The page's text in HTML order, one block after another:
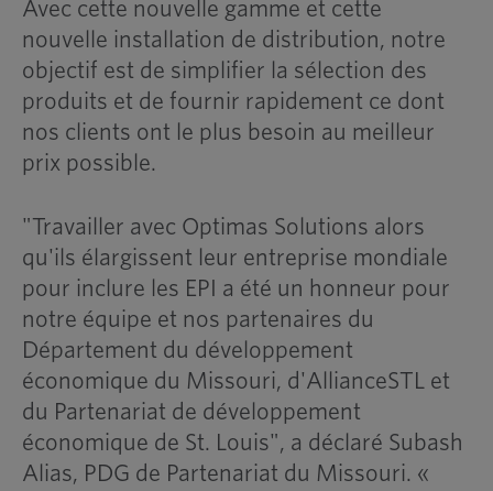
Avec cette nouvelle gamme et cette
nouvelle installation de distribution, notre
objectif est de simplifier la sélection des
produits et de fournir rapidement ce dont
nos clients ont le plus besoin au meilleur
prix possible.
"Travailler avec Optimas Solutions alors
qu'ils élargissent leur entreprise mondiale
pour inclure les EPI a été un honneur pour
notre équipe et nos partenaires du
Département du développement
économique du Missouri, d'AllianceSTL et
du Partenariat de développement
économique de St. Louis", a déclaré Subash
Alias, PDG de Partenariat du Missouri. «